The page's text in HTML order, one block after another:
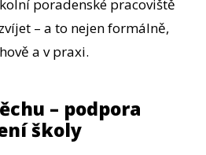
poradenské pracoviště
– a to nejen formálně,
a v praxi.
– podpora
školy